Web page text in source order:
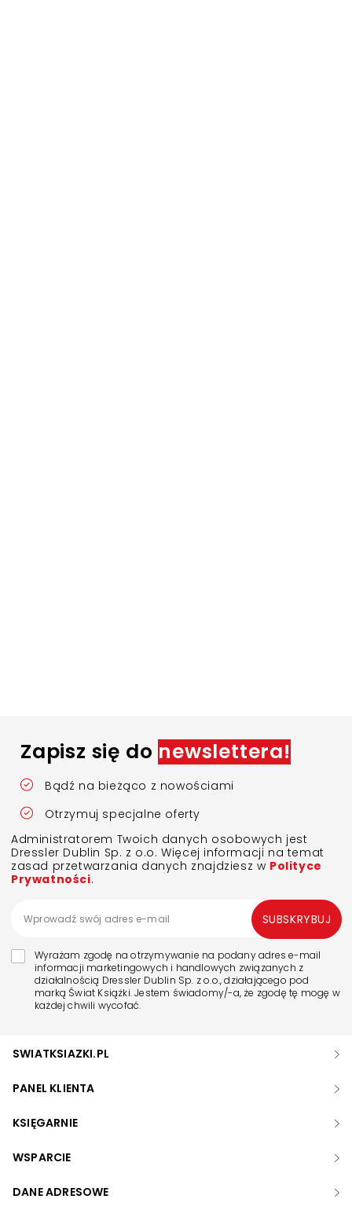
Zapisz się do newslettera!
Bądź na bieżąco z nowościami
Otrzymuj specjalne oferty
Administratorem Twoich danych osobowych jest
Dressler Dublin Sp. z o.o. Więcej informacji na temat
zasad przetwarzania danych znajdziesz w Polityce
Prywatności.
Wyrażam zgodę na otrzymywanie na podany adres e-mail
informacji marketingowych i handlowych związanych z
działalnością Dressler Dublin Sp. z o.o., działającego pod
marką Świat Książki. Jestem świadomy/-a, że zgodę tę mogę w
każdej chwili wycofać.
SUBSKRYBUJ
SWIATKSIAZKI.PL
PANEL KLIENTA
KSIĘGARNIE
WSPARCIE
DANE ADRESOWE